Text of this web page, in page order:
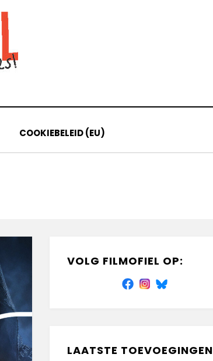
COOKIEBELEID (EU)
VOLG FILMOFIEL OP:
LAATSTE TOEVOEGINGEN